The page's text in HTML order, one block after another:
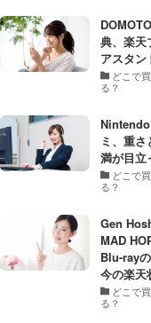
典、楽天
アスタン
どこで
る？
ミ、重
満が目立
どこで
る？
Gen
MAD
Blu-rayの
今の楽天
どこで
る？